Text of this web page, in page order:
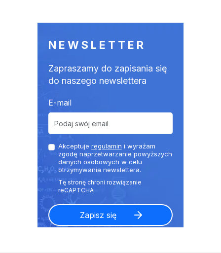
NEWSLETTER
Zapraszamy do zapisania się
do naszego newslettera
E-mail
Akceptuje regulamin i wyrażam
zgodę naprzetwarzanie powyższych
danych osobowych w celu
otrzymywania newslettera.